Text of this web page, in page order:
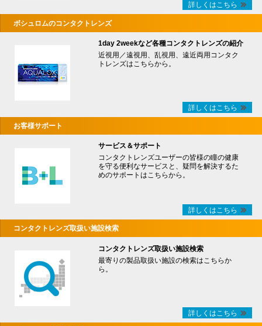
詳しくはこちら
ボシュロムのコンタクトレンズ
1day 2weekなど各種コンタクトレンズの紹介
近視用／遠視用、乱視用、遠近両用コンタク
トレンズはこちらから。
詳しくはこちら
お客様サポート
サービス＆サポート
コンタクトレンズユーザーの皆様の瞳の健康
を守る便利なサービスと、疑問を解決するた
めのサポートはこちらから。
詳しくはこちら
コンタクトレンズ取扱い施設検索
コンタクトレンズ取扱い施設検索
最寄りの製品取扱い施設の検索はこちらか
ら。
詳しくはこちら